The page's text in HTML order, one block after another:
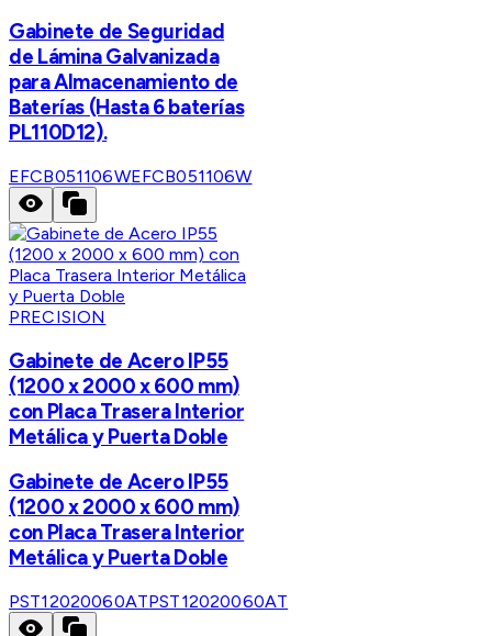
Gabinete de Seguridad
de Lámina Galvanizada
para Almacenamiento de
Baterías (Hasta 6 baterías
PL110D12).
EFCB051106WEFCB051106W
PRECISION
Gabinete de Acero IP55
(1200 x 2000 x 600 mm)
con Placa Trasera Interior
Metálica y Puerta Doble
Gabinete de Acero IP55
(1200 x 2000 x 600 mm)
con Placa Trasera Interior
Metálica y Puerta Doble
PST12020060ATPST12020060AT